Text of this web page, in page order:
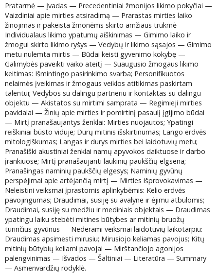
Pratarmė — Įvadas — Precedentiniai žmonijos likimo pokyčiai —
Vaizdiniai apie mirties atsiradimą — Prarastas mirties laiko
žinojimas ir pakeista žmonėms skirto amžiaus trukmė —
Individualaus likimo ypatumų aiškinimas — Gimimo laiko ir
žmogui skirto likimo ryšys — Vedybų ir likimo sąsajos — Gimimo
metu nulemta mirtis — Būdai keisti gyvenimo kokybę —
Galimybės paveikti vaiko ateitį — Suaugusio žmogaus likimo
keitimas: Išmintingo pasirinkimo svarba; Personifikuotos
nelaimės įveikimas ir žmogaus veiklos atitikimas paskirtam
talentui; Vedybos su dalingu partneriu ir kontaktas su dalingu
objektu — Akistatos su mirtimi samprata — Regimieji mirties
pavidalai — Žinių apie mirties ir pomirtinį pasaulį įgijimo būdai
— Mirtį pranašaujantys ženklai: Mirties nuojautos; Ypatingi
reiškiniai būsto viduje; Durų mitinis išskirtinumas; Lango erdvės
mitologiškumas; Langas ir durys mirties bei laidotuvių metu;
Pranašiški akustiniai ženklai namų apyvokos daiktuose ir darbo
įrankiuose; Mirtį pranašaujanti laukinių paukščių elgsena;
Pranašingas naminių paukščių elgesys; Naminių gyvūnų
perspėjimai apie artėjančią mirtį — Mirties išprovokavimas —
Neleistini veiksmai įprastomis aplinkybėmis: Kelio erdvės
pavojingumas; Draudimai, susiję su avalyne ir ėjimu atbulomis;
Draudimai, susiję su medžiu ir mediniais objektais — Draudimas
ypatingu laiku stebėti mitines būtybes ar mitinių bruožų
turinčius gyvūnus — Nederami veiksmai laidotuvių laikotarpiu:
Draudimas apsimesti mirusiu; Mirusiojo keliamas pavojus; Kitų
mitinių būtybių keliami pavojai — Mirštančiojo agonijos
palengvinimas — Išvados — Šaltiniai — Literatūra — Summary
— Asmenvardžių rodyklė.